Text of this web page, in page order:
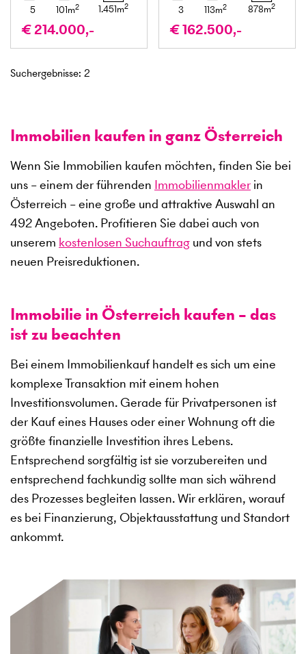
5 101m2 1.451m2
€ 214.000,-
3 113m2 878m2
€ 162.500,-
Suchergebnisse: 2
Immobilien kaufen in ganz Österreich
Wenn Sie Immobilien kaufen möchten, finden Sie bei
uns – einem der führenden Immobilienmakler in
Österreich – eine große und attraktive Auswahl an
492Angeboten. Profitieren Sie dabei auch von
unserem kostenlosen Suchauftrag und von stets
neuen Preisreduktionen.
Immobilie in Österreich kaufen – das
ist zu beachten
Bei einem Immobilienkauf handelt es sich um eine
komplexe Transaktion mit einem hohen
Investitionsvolumen. Gerade für Privatpersonen ist
der Kauf eines Hauses oder einer Wohnung oft die
größte finanzielle Investition ihres Lebens.
Entsprechend sorgfältig ist sie vorzubereiten und
entsprechend fachkundig sollte man sich während
des Prozesses begleiten lassen. Wir erklären, worauf
es bei Finanzierung, Objektausstattung und Standort
ankommt.